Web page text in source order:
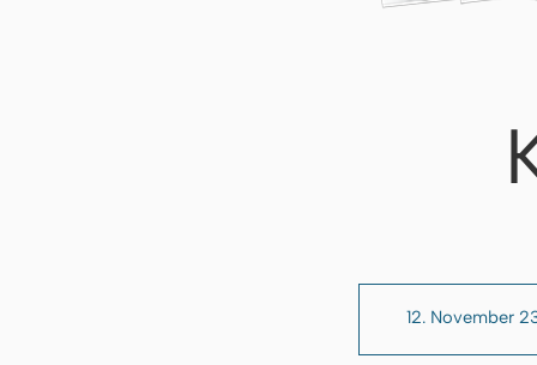
12. November